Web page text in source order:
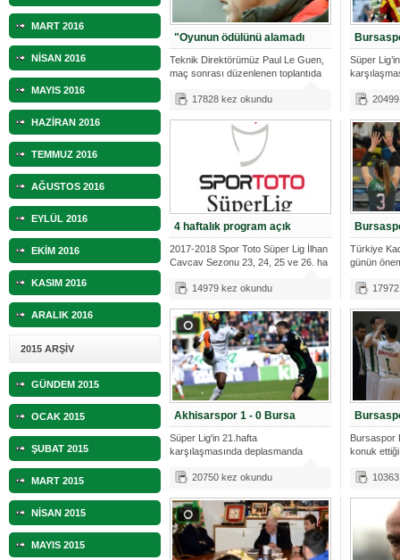
MART 2016
NİSAN 2016
MAYIS 2016
HAZİRAN 2016
TEMMUZ 2016
AĞUSTOS 2016
EYLÜL 2016
EKİM 2016
KASIM 2016
ARALIK 2016
2015 ARŞİV
GÜNDEM 2015
OCAK 2015
ŞUBAT 2015
MART 2015
NİSAN 2015
MAYIS 2015
"Oyunun ödülünü alamadı
Teknik Direktörümüz Paul Le Guen,
maç sonrası düzenlenen toplantıda
17828 kez okundu
Süper
4 haftalık program açık
2017-2018 Spor Toto Süper Lig İlhan
Cavcav Sezonu 23, 24, 25 ve 26. ha
14979 kez okundu
Türkiye
günün
Akhisarspor 1 - 0 Bursa
Süper Lig'in 21.hafta
karşılaşmasında deplasmanda
20750 kez okundu
Bursaspor
konuk